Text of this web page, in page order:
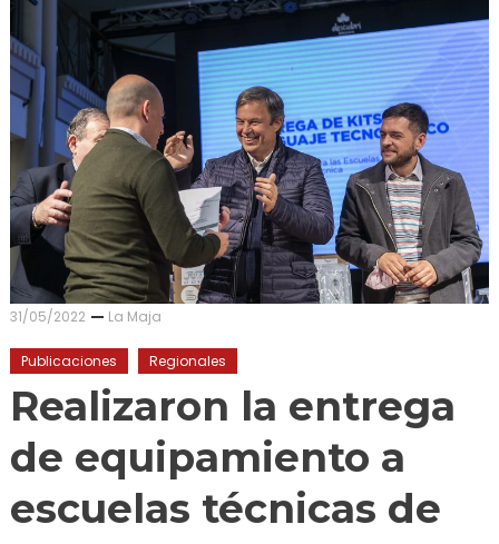
31/05/2022 La Maja
Publicaciones Regionales
Realizaron la entrega
de equipamiento a
escuelas técnicas de